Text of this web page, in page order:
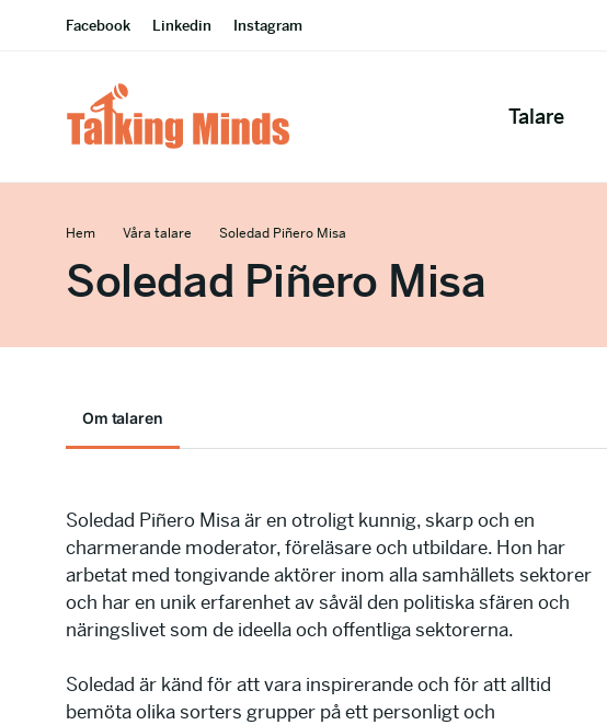
Facebook Linkedin Instagram
Talare
Hem Våra talare Soledad Piñero Misa
Soledad Piñero Misa
Om talaren
Soledad Piñero Misa är en otroligt kunnig, skarp och en
charmerande moderator, föreläsare och utbildare. Hon har
arbetat med tongivande aktörer inom alla samhällets sektorer
och har en unik erfarenhet av såväl den politiska sfären och
näringslivet som de ideella och offentliga sektorerna.
Soledad är känd för att vara inspirerande och för att alltid
bemöta olika sorters grupper på ett personligt och